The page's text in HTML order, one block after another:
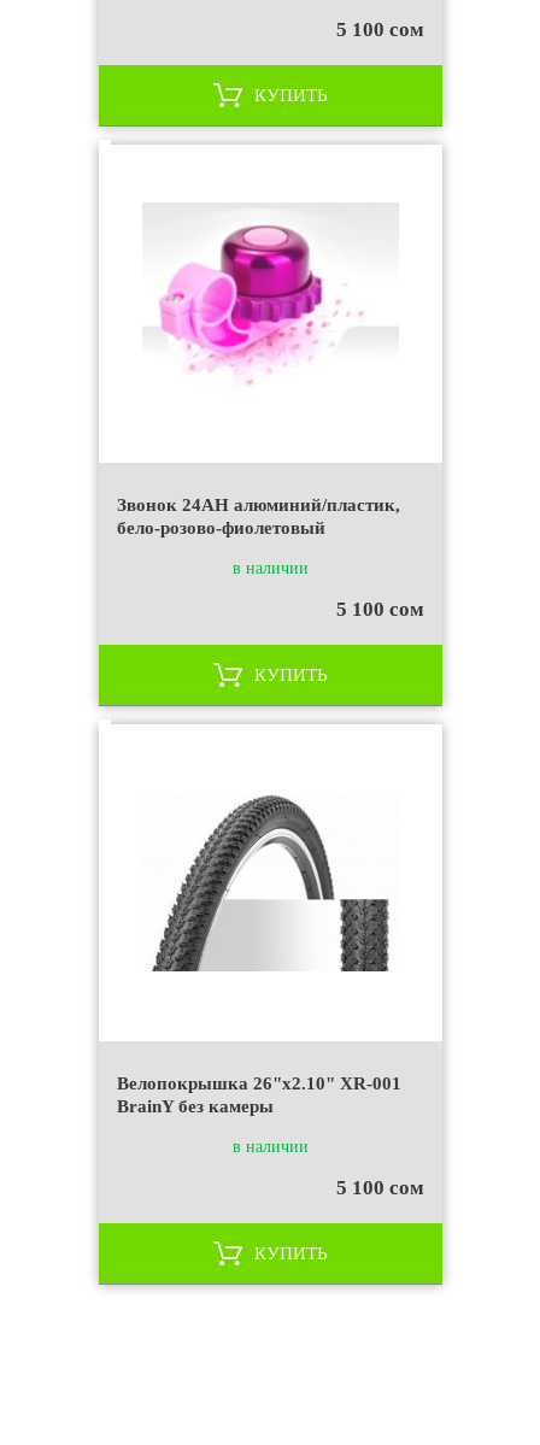
5 100 сом
КУПИТЬ
Звонок 24AH алюминий/пластик,
бело-розово-фиолетовый
в наличии
5 100 сом
КУПИТЬ
Велопокрышка 26"x2.10" XR-001
BrainY без камеры
в наличии
5 100 сом
КУПИТЬ